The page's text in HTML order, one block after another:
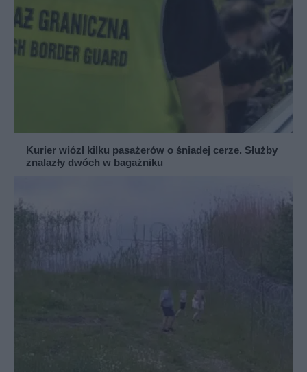
Kurier wiózł kilku pasażerów o śniadej cerze. Służby
znalazły dwóch w bagażniku